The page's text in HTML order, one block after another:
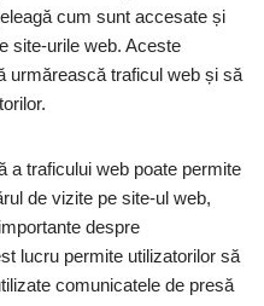
cum sunt accesate și
site-urile web. Aceste
urmărească traficul web și să
a traficului web poate permite
de vizite pe site-ul web,
despre
lucru permite utilizatorilor să
comunicatele de presă